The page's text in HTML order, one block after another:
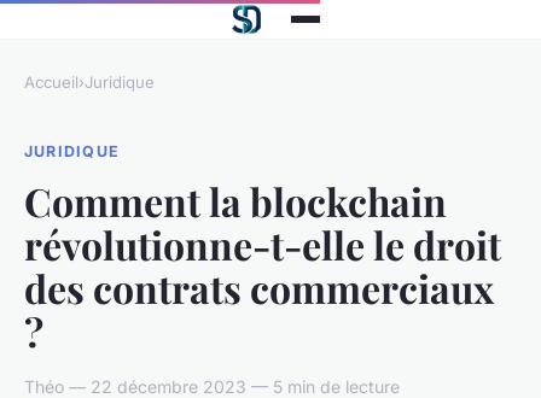
Accueil›Juridique
JURIDIQUE
Comment la blockchain
révolutionne-t-elle le droit
des contrats commerciaux
?
Théo — 22 décembre 2023 — 5 min de lecture